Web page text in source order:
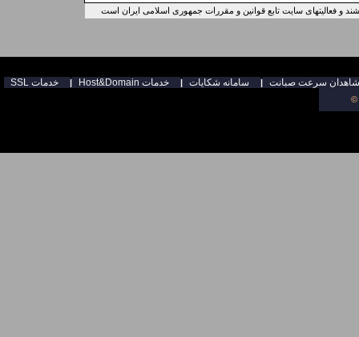
و فعالیتهای سایت تابع قوانین و مقررات جمهوری اسلامی ایران است
| |
|
©